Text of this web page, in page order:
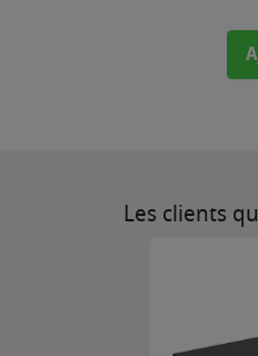
Les clients